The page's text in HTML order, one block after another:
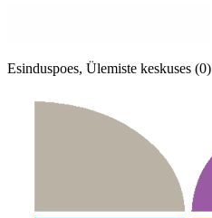
Esinduspoes, Ülemiste keskuses (0)